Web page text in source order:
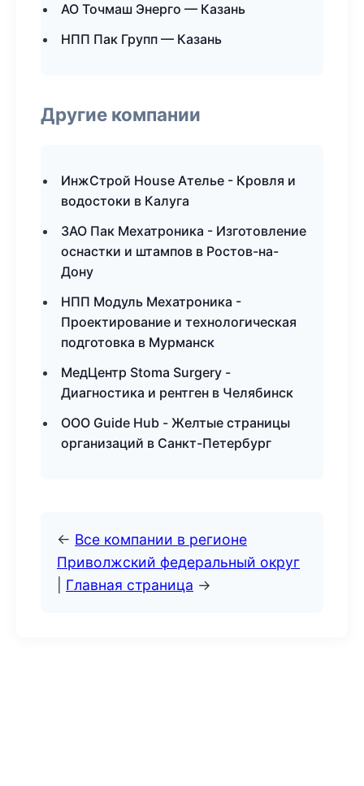
АО Точмаш Энерго — Казань
НПП Пак Групп — Казань
Другие компании
ИнжСтрой House Ателье - Кровля и
водостоки в Калуга
ЗАО Пак Мехатроника - Изготовление
оснастки и штампов в Ростов-на-
Дону
НПП Модуль Мехатроника -
Проектирование и технологическая
подготовка в Мурманск
МедЦентр Stoma Surgery -
Диагностика и рентген в Челябинск
ООО Guide Hub - Желтые страницы
организаций в Санкт-Петербург
← Все компании в регионе
Приволжский федеральный округ
Главная страница →